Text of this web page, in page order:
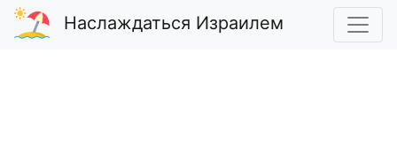
Наслаждаться Израилем